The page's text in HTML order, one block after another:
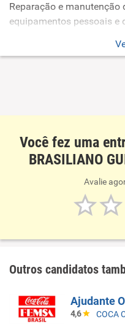
Reparação e manutenção
equipamentos pessoais e
centrais de ar
Você fez uma
BRASILIANO
Avalie
Outros candidatos
Ajudante
4,6 COCA